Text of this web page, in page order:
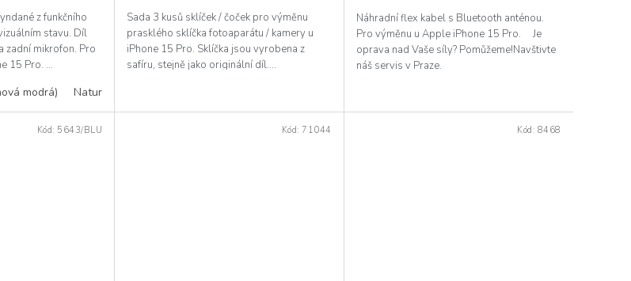
z funkčního
stavu. Díl
zadní mikrofon. Pro
15 Pro. ...
modrá) Natural Titanium (Přírodní titanová)
Sada 3 kusů sklíček / čoček pro výměnu
prasklého sklíčka fotoaparátu / kamery u
iPhone 15 Pro. Sklíčka jsou vyrobena z
safíru, stejně jako originální díl....
Náhradní flex kabel s Bluetooth anténou.
Pro výměnu u Apple iPhone 15 Pro. Je
oprava nad Vaše síly? Pomůžeme!Navštivte
náš servis v Praze.
Kód: 5643/BLU Kód: 71044 Kód: 8468